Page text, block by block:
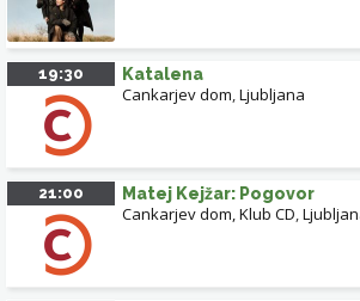
19:30 Katalena
Cankarjev dom,Ljubljana
21:00 Matej Kejžar: Pogovor
Cankarjev dom, Klub CD,